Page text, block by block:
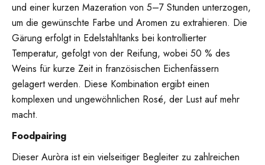
und einer kurzen Mazeration von 5–7 Stunden unterzogen,
um die gewünschte Farbe und Aromen zu extrahieren. Die
Gärung erfolgt in Edelstahltanks bei kontrollierter
Temperatur, gefolgt von der Reifung, wobei 50 % des
Weins für kurze Zeit in französischen Eichenfässern
gelagert werden. Diese Kombination ergibt einen
komplexen und ungewöhnlichen Rosé, der Lust auf mehr
macht.
Foodpairing
Dieser Auròra ist ein vielseitiger Begleiter zu zahlreichen